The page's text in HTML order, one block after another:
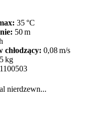
35 °C
50 m
chłodzący: 0,08 m/s
kg
nierdzewn...